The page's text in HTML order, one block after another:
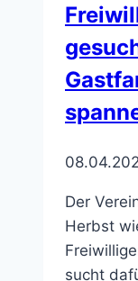
Der
Herbst
sucht